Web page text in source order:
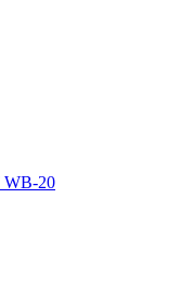
20